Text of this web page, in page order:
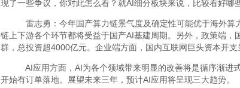
现了一些争议，你对此怎么看？就AI细分板块来说，比较看好哪
雷志勇：今年国产算力链景气度及确定性可能优于海外算
链上下游各个环节都将受益于国产AI基建周期。另外，政策端，
群，总投资超4000亿元。企业端方面，国内互联网巨头资本开
AI应用方面，AI为各个领域带来明显的改善将是循序渐进
开始有订单落地。展望未来三年，预计AI应用将呈现三大趋势。